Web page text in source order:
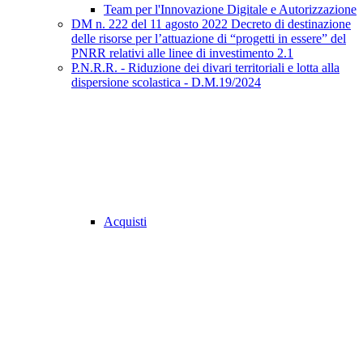
Team per l'Innovazione Digitale e Autorizzazione
DM n. 222 del 11 agosto 2022 Decreto di destinazione
delle risorse per l’attuazione di “progetti in essere” del
PNRR relativi alle linee di investimento 2.1
P.N.R.R. - Riduzione dei divari territoriali e lotta alla
dispersione scolastica - D.M.19/2024
Acquisti